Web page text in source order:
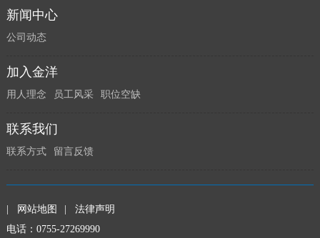
新闻中心
公司动态
加入金洋
用人理念 员工风采 职位空缺
联系我们
联系方式 留言反馈
网站地图
法律声明
电话：0755-27269990